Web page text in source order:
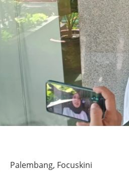
e
n
g
n
u
Palembang, Focuskini